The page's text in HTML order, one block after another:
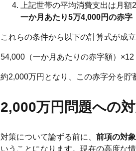
上記世帯の平均消費支出は月
一か月あたり5万4,000円の赤字
これらの条件から以下の計算式が成立
54,000（一か月あたりの赤字額）
約2,000万円となり、この赤字分を貯
2,000万円問題への
対策について論ずる前に、 前項の対
いうことになります。現在の高度な